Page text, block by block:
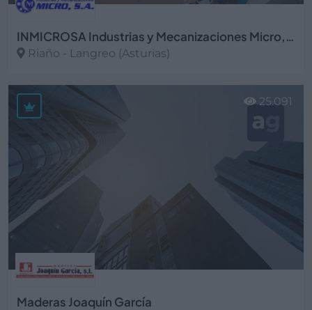
INMICROSA Industrias y Mecanizaciones Micro, S.A.
Riaño - Langreo (Asturias)
Ver más
Maderas Joaquín García
25.091